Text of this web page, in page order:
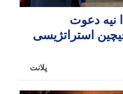
نیه دعوت
استراتژیسی
پلانت